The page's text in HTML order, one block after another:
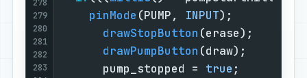
279
280
281
282
283
pinMode (PUMP, INPUT
drawStopButton
drawPumpButton
      pump_stopped =
true